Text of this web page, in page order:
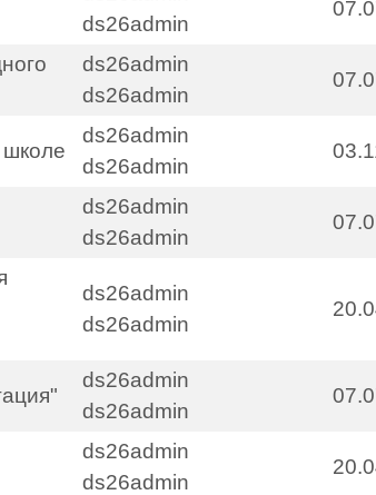
ds26admin
ds26admin
ds26admin
школе
ds26admin
ds26admin
ds26admin
ds26admin
ds26admin
ds26admin
ds26admin
ds26admin
ds26admin
ds26admin